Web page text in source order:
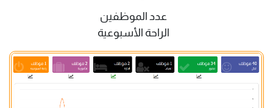
عدد الموظفين
الراحة الأسبوعية